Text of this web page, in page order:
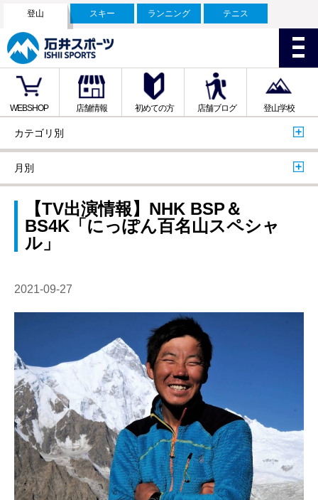
登山 スキー ランニング テニス
WEBSHOP 店舗情報 初めての方 店舗ブログ 登山学校
カテゴリ別
月別
【TV出演情報】NHK BSP＆
BS4K「にっぽん百名山スペシャ
ル」
2021-09-27